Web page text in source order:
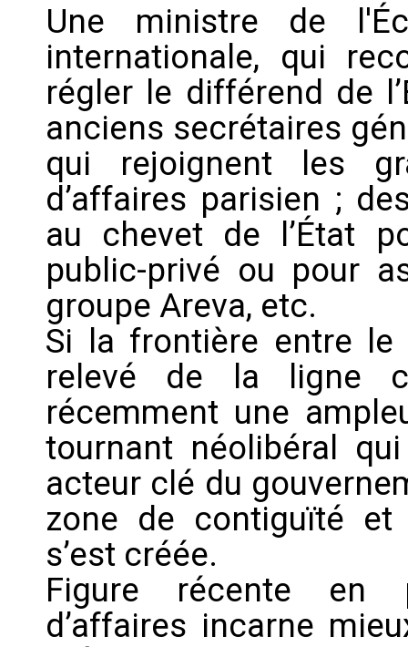
Une ministre de
internationale, qui
régler le différend de
anciens secrétaires
qui rejoignent les
d’affaires parisien ;
au chevet de l’État
public-privé ou pour
groupe Areva, etc.
Si la frontière entre le
relevé de la ligne
récemment une
tournant néolibéral
acteur clé du
zone de contiguïté et
s’est créée.
Figure récente en
d’affaires incarne